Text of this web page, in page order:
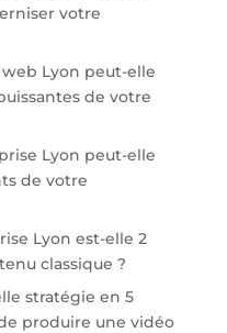
votre
Lyon peut-elle
de votre
Lyon peut-elle
de votre
Lyon est-elle 2
classique ?
stratégie en 5
produire une vidéo